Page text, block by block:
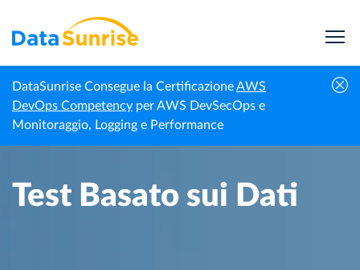
DataSunrise Consegue la CertificazioneAWS
DevOps Competency per AWS DevSecOps e
Monitoraggio, Logging e Performance
Homepage Centro di Conoscenza Test Basato sui Dati
Test Basato sui Dati